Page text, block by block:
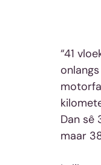
“41
Dan sê
maar